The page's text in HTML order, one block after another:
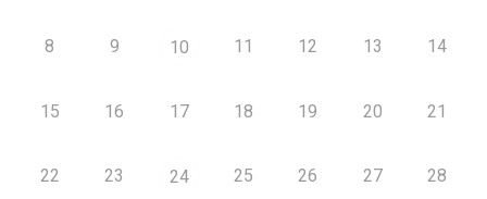
8 9 10 11 12 13 14
15 16 17 18 19 20 21
22 23 24 25 26 27 28